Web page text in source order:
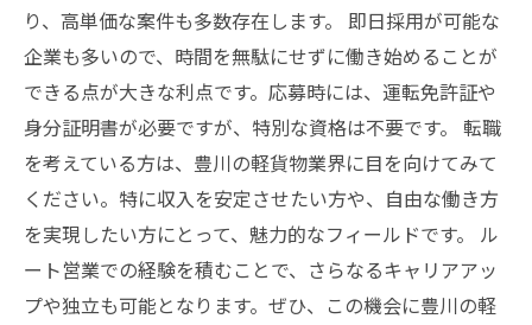
り、高単価な案件も多数存在します。 即日採用が可能な
企業も多いので、時間を無駄にせずに働き始めることが
できる点が大きな利点です。応募時には、運転免許証や
身分証明書が必要ですが、特別な資格は不要です。 転職
を考えている方は、豊川の軽貨物業界に目を向けてみて
ください。特に収入を安定させたい方や、自由な働き方
を実現したい方にとって、魅力的なフィールドです。 ル
ート営業での経験を積むことで、さらなるキャリアアッ
プや独立も可能となります。ぜひ、この機会に豊川の軽